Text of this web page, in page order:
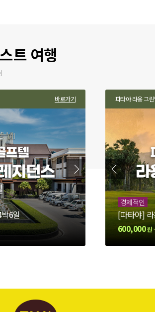
트 여행
바로가기바로가기
6일
방콕 써밋윈드밀
[방콕] 명문 써
790,000원 ~
바로가기
텔 3박5일
파타야 랴용 그린
경제적인
[파타야]
600,000원